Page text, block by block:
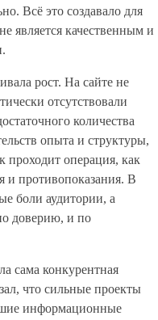
Всё это создавало для
является качественным и
рост. На сайте не
отсутствовали
количества
опыта и структуры,
проходит операция, как
и противопоказания. В
боли аудитории, а
доверию, и по
сама конкурентная
что сильные проекты
информационные